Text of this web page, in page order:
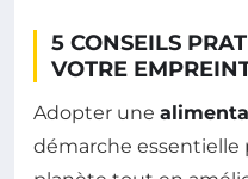
5 CONSEILS
VOTRE
Adopter une
démarche essentielle